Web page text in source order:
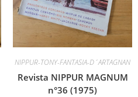
NIPPUR-TONY-FANTASIA-D´ARTAGNAN
Revista NIPPUR MAGNUM
n°36 (1975)